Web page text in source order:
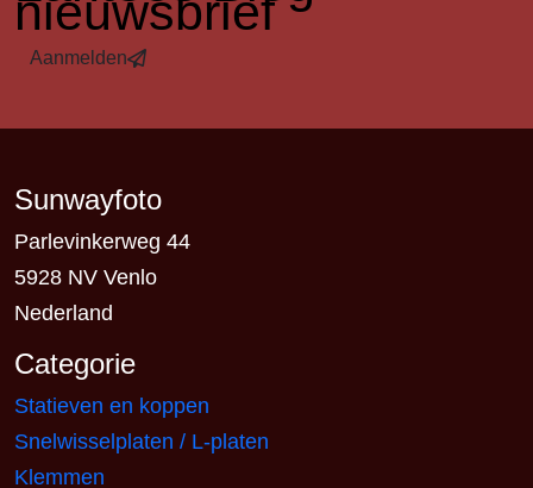
nieuwsbrief
Aanmelden
Sunwayfoto
Parlevinkerweg 44
5928 NV Venlo
Nederland
Categorie
Statieven en koppen
Snelwisselplaten / L-platen
Klemmen